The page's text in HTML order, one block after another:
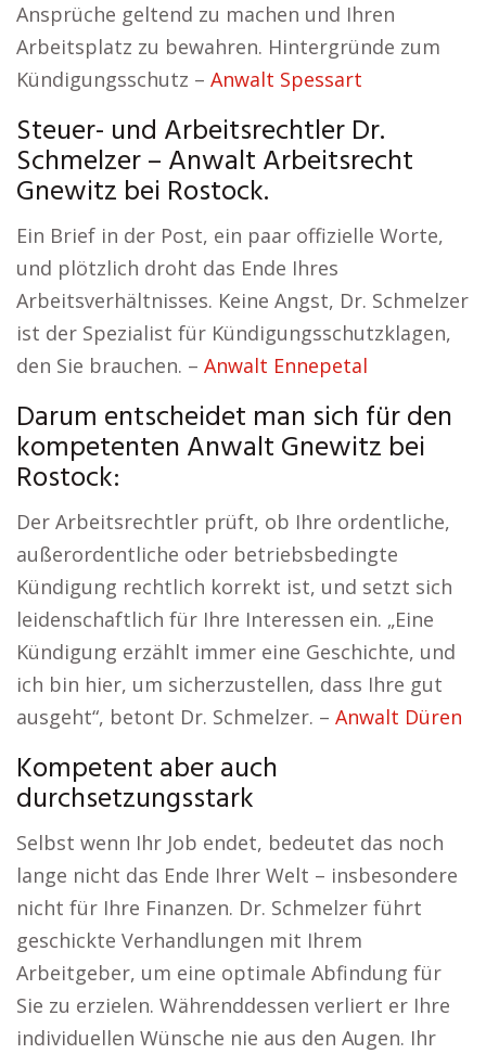
Ansprüche geltend zu machen und Ihren
Arbeitsplatz zu bewahren. Hintergründe zum
Kündigungsschutz – Anwalt Spessart
Steuer- und Arbeitsrechtler Dr.
Schmelzer – Anwalt Arbeitsrecht
Gnewitz bei Rostock.
Ein Brief in der Post, ein paar offizielle Worte,
und plötzlich droht das Ende Ihres
Arbeitsverhältnisses. Keine Angst, Dr. Schmelzer
ist der Spezialist für Kündigungsschutzklagen,
den Sie brauchen. – Anwalt Ennepetal
Darum entscheidet man sich für den
kompetenten Anwalt Gnewitz bei
Rostock:
Der Arbeitsrechtler prüft, ob Ihre ordentliche,
außerordentliche oder betriebsbedingte
Kündigung rechtlich korrekt ist, und setzt sich
leidenschaftlich für Ihre Interessen ein. „Eine
Kündigung erzählt immer eine Geschichte, und
ich bin hier, um sicherzustellen, dass Ihre gut
ausgeht“, betont Dr. Schmelzer. – Anwalt Düren
Kompetent aber auch
durchsetzungsstark
Selbst wenn Ihr Job endet, bedeutet das noch
lange nicht das Ende Ihrer Welt – insbesondere
nicht für Ihre Finanzen. Dr. Schmelzer führt
geschickte Verhandlungen mit Ihrem
Arbeitgeber, um eine optimale Abfindung für
Sie zu erzielen. Währenddessen verliert er Ihre
individuellen Wünsche nie aus den Augen. Ihr